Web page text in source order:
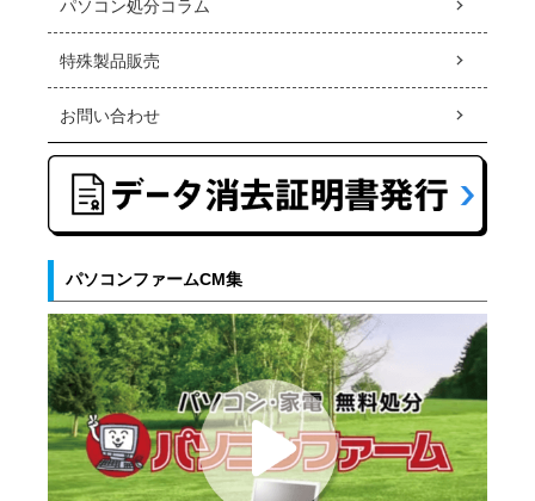
パソコン処分コラム
特殊製品販売
お問い合わせ
パソコンファームCM集